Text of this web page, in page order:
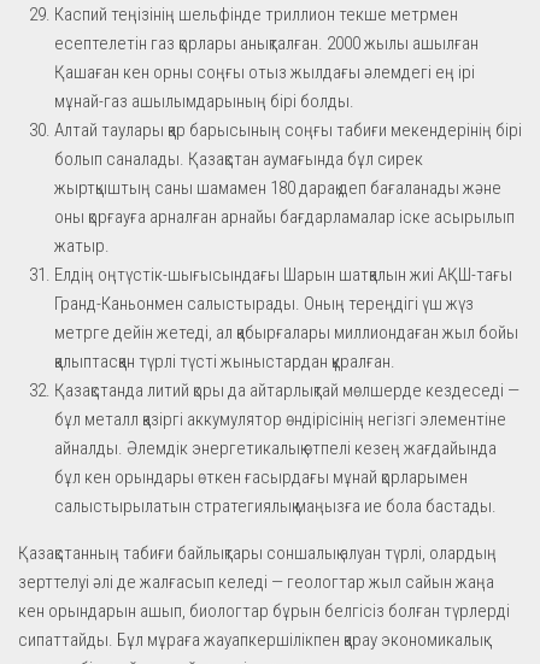
Каспий теңізінің шельфінде триллион текше метрмен
есептелетін газ қорлары анықталған. 2000 жылы ашылған
Қашаған кен орны соңғы отыз жылдағы әлемдегі ең ірі
мұнай-газ ашылымдарының бірі болды.
Алтай таулары қар барысының соңғы табиғи мекендерінің бірі
болып саналады. Қазақстан аумағында бұл сирек
жыртқыштың саны шамамен 180 дарақ деп бағаланады және
оны қорғауға арналған арнайы бағдарламалар іске асырылып
жатыр.
Елдің оңтүстік-шығысындағы Шарын шатқалын жиі АҚШ-тағы
Гранд-Каньонмен салыстырады. Оның тереңдігі үш жүз
метрге дейін жетеді, ал қабырғалары миллиондаған жыл бойы
қалыптасқан түрлі түсті жыныстардан құралған.
Қазақстанда литий қоры да айтарлықтай мөлшерде кездеседі —
бұл металл қазіргі аккумулятор өндірісінің негізгі элементіне
айналды. Әлемдік энергетикалық өтпелі кезең жағдайында
бұл кен орындары өткен ғасырдағы мұнай қорларымен
салыстырылатын стратегиялық маңызға ие бола бастады.
Қазақстанның табиғи байлықтары соншалық алуан түрлі, олардың
зерттелуі әлі де жалғасып келеді — геологтар жыл сайын жаңа
кен орындарын ашып, биологтар бұрын белгісіз болған түрлерді
сипаттайды. Бұл мұраға жауапкершілікпен қарау экономикалық